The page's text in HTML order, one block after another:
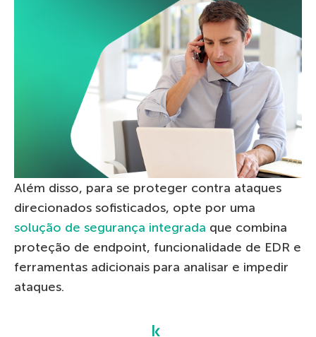
Além disso, para se proteger contra ataques
direcionados sofisticados, opte por uma
solução de segurança integrada que combina
proteção de endpoint, funcionalidade de EDR e
ferramentas adicionais para analisar e impedir
ataques.